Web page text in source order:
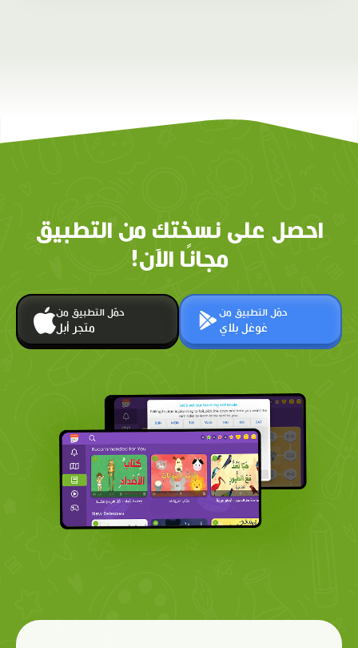
احصل على نسختك من التطبيق
مجانًا الآن!
حمّل التطبيق من
متجر أبل
حمّل التطبيق من
غوغل بلاي